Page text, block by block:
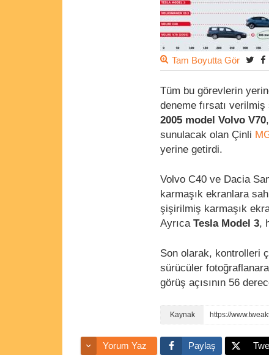
Tam Boyutta Gör
Tüm bu görevlerin
deneme fırsatı
2005 model Volvo V70
sunulacak olan Çinli
yerine getirdi.
Volvo C40 ve Dacia
karmaşık ekranlara
şişirilmiş karmaşık
Ayrıca Tesla Model 3,
Son olarak, kontrolleri
sürücüler
görüş açısının 56
Yorum Yaz Paylaş